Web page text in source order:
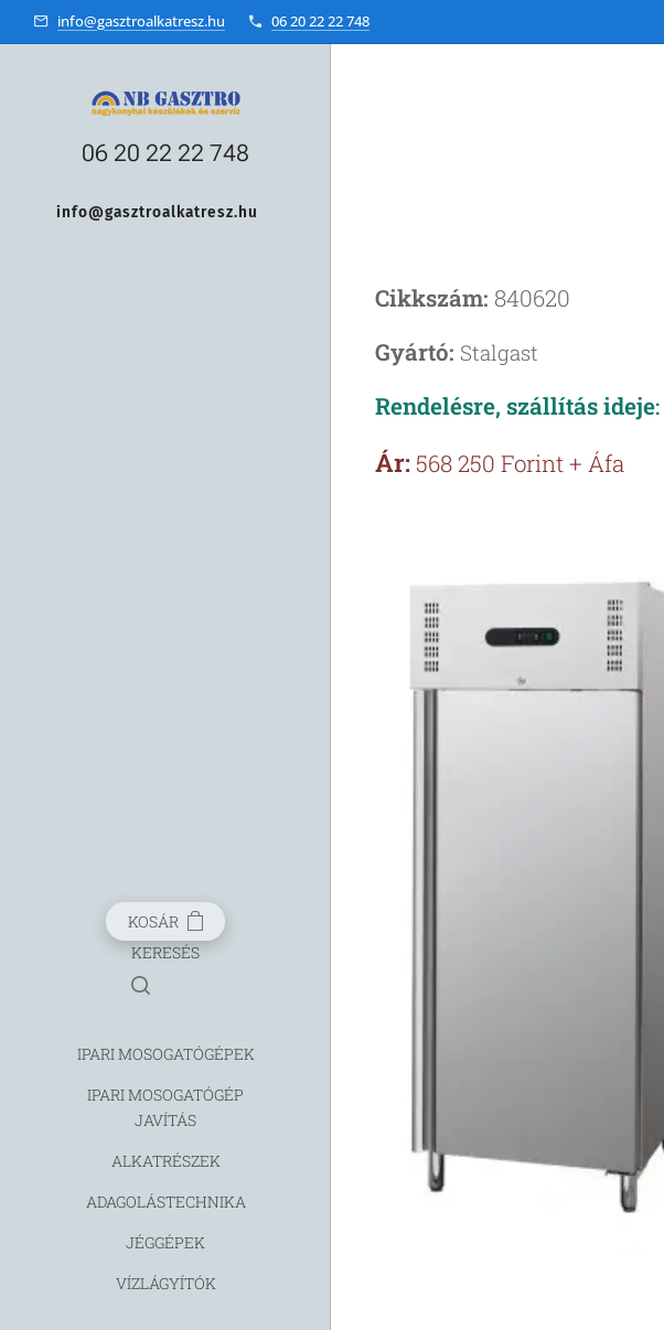
info@gasztroalkatresz.hu 06 20 22 22 748
06 20 22 22 748
info@gasztroalkatresz.hu
KOSÁR
KERESÉS
IPARI MOSOGATÓGÉPEK
IPARI MOSOGATÓGÉP
JAVÍTÁS
ALKATRÉSZEK
ADAGOLÁSTECHNIKA
JÉGGÉPEK
VÍZLÁGYÍTÓK
Cikkszám: 840620
Gyártó: Stalgast
Rendelésre, szállítás ideje:
Ár: 568 250 Forint + Áfa